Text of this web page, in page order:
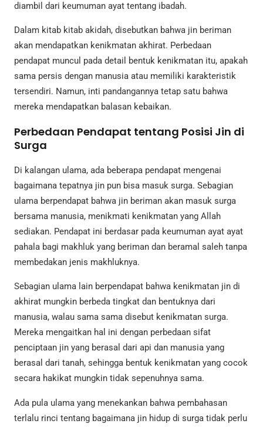
diambil dari keumuman ayat tentang ibadah.
Dalam kitab kitab akidah, disebutkan bahwa jin beriman
akan mendapatkan kenikmatan akhirat. Perbedaan
pendapat muncul pada detail bentuk kenikmatan itu, apakah
sama persis dengan manusia atau memiliki karakteristik
tersendiri. Namun, inti pandangannya tetap satu bahwa
mereka mendapatkan balasan kebaikan.
Perbedaan Pendapat tentang Posisi Jin di
Surga
Di kalangan ulama, ada beberapa pendapat mengenai
bagaimana tepatnya jin pun bisa masuk surga. Sebagian
ulama berpendapat bahwa jin beriman akan masuk surga
bersama manusia, menikmati kenikmatan yang Allah
sediakan. Pendapat ini berdasar pada keumuman ayat ayat
pahala bagi makhluk yang beriman dan beramal saleh tanpa
membedakan jenis makhluknya.
Sebagian ulama lain berpendapat bahwa kenikmatan jin di
akhirat mungkin berbeda tingkat dan bentuknya dari
manusia, walau sama sama disebut kenikmatan surga.
Mereka mengaitkan hal ini dengan perbedaan sifat
penciptaan jin yang berasal dari api dan manusia yang
berasal dari tanah, sehingga bentuk kenikmatan yang cocok
secara hakikat mungkin tidak sepenuhnya sama.
Ada pula ulama yang menekankan bahwa pembahasan
terlalu rinci tentang bagaimana jin hidup di surga tidak perlu